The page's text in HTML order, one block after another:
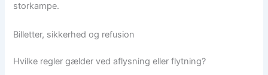
storkampe.
Billetter, sikkerhed og refusion
Hvilke regler gælder ved aflysning eller flytning?